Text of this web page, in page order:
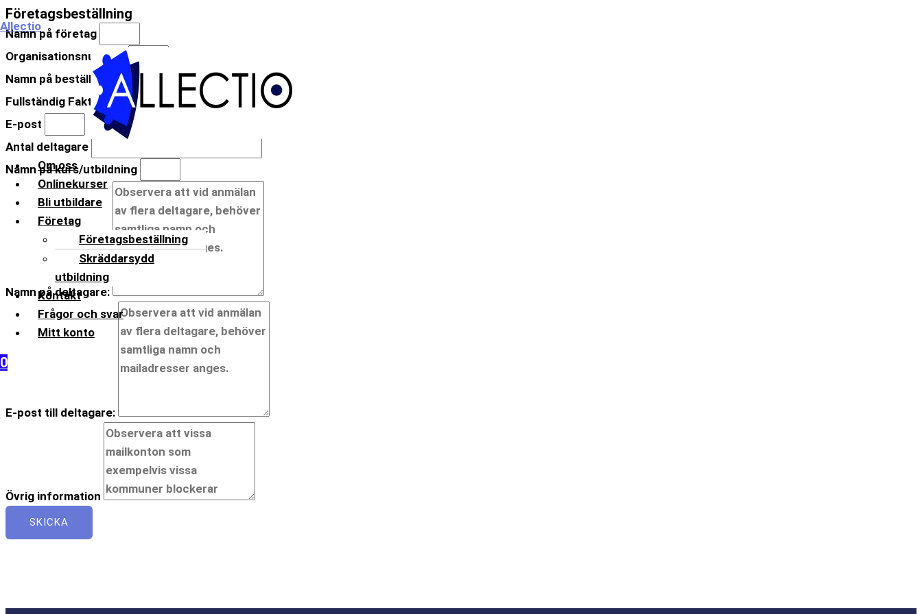
Hoppa
till
Allectio
Meny
Om oss
Onlinekurser
Bli utbildare
Företag
Företagsbeställning
Skräddarsydd
utbildning
Kontakt
Frågor och svar
Mitt konto
0
Företagsbeställning
Namn på företag
Organisationsnummer
Namn på beställare
Fullständig Fakturaadress
E-post
Antal deltagare
Namn på kurs/utbildning
Namn på deltagare:
E-post till deltagare:
Övrig information
SKICKA